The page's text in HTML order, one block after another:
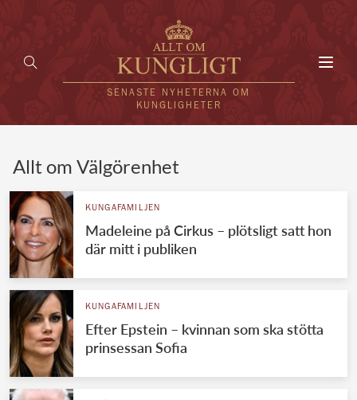
SENASTE NYHETERNA OM
KUNGLIGHETER
UTLÄNDSKT
VÄRLDENS KUNGAHUS
Svenska kungahuset
Brittiska kungahuset
REDAKTION
Allt om Välgörenhet
KUNGAFAMILJEN
Madeleine på Cirkus – plötsligt satt hon
där mitt i publiken
KUNGAFAMILJEN
Efter Epstein – kvinnan som ska stötta
prinsessan Sofia